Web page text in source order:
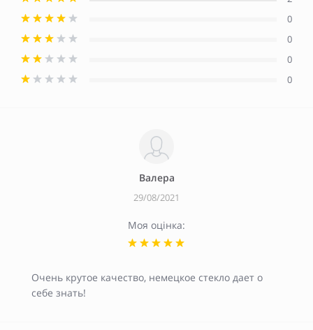
0
0
0
0
Валера
29/08/2021
Моя оцінка:
Очень крутое качество, немецкое стекло дает о
себе знать!